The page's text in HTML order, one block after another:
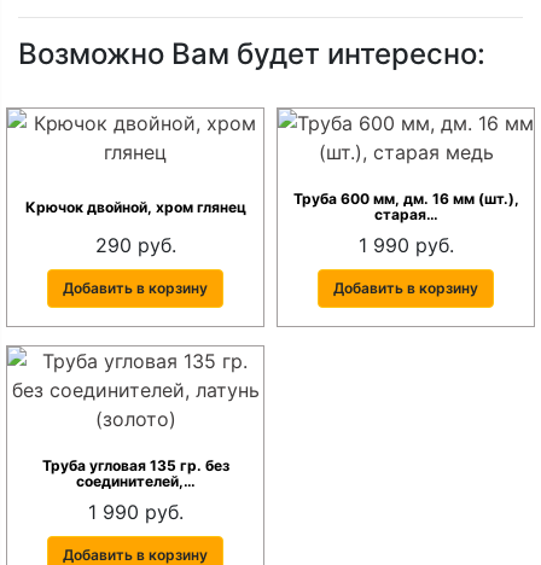
Возможно Вам будет интересно:
Крючок двойной, хром глянец
290 руб.
Добавить в корзину
Труба 600 мм, дм. 16 мм (шт.),
старая…
1 990 руб.
Добавить в корзину
Труба угловая 135 гр. без
соединителей,…
1 990 руб.
Добавить в корзину